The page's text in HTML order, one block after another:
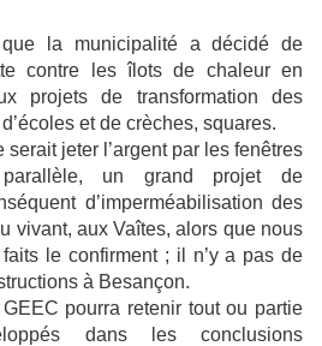
la municipalité a décidé de
contre les îlots de chaleur en
projets de transformation des
et de crèches, squares.
serait jeter l’argent par les fenêtres
un grand projet de
d’imperméabilisation des
vivant, aux Vaîtes, alors que nous
le confirment ; il n’y a pas de
à Besançon.
pourra retenir tout ou partie
dans les conclusions